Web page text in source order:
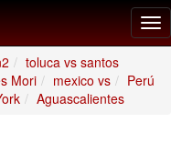
toluca vs santos
Mori mexico vs
Perú
Aguascalientes